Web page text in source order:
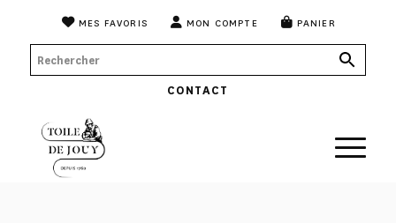
MES FAVORIS MON COMPTE PANIER
CONTACT